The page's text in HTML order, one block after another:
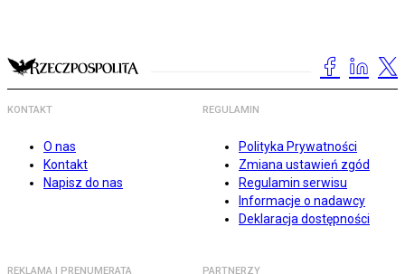
KONTAKT
O nas
Kontakt
Napisz do nas
REGULAMIN
Polityka Prywatności
Zmiana ustawień zgód
Regulamin serwisu
Informacje o nadawcy
Deklaracja dostępności
REKLAMA I PRENUMERATA PARTNERZY